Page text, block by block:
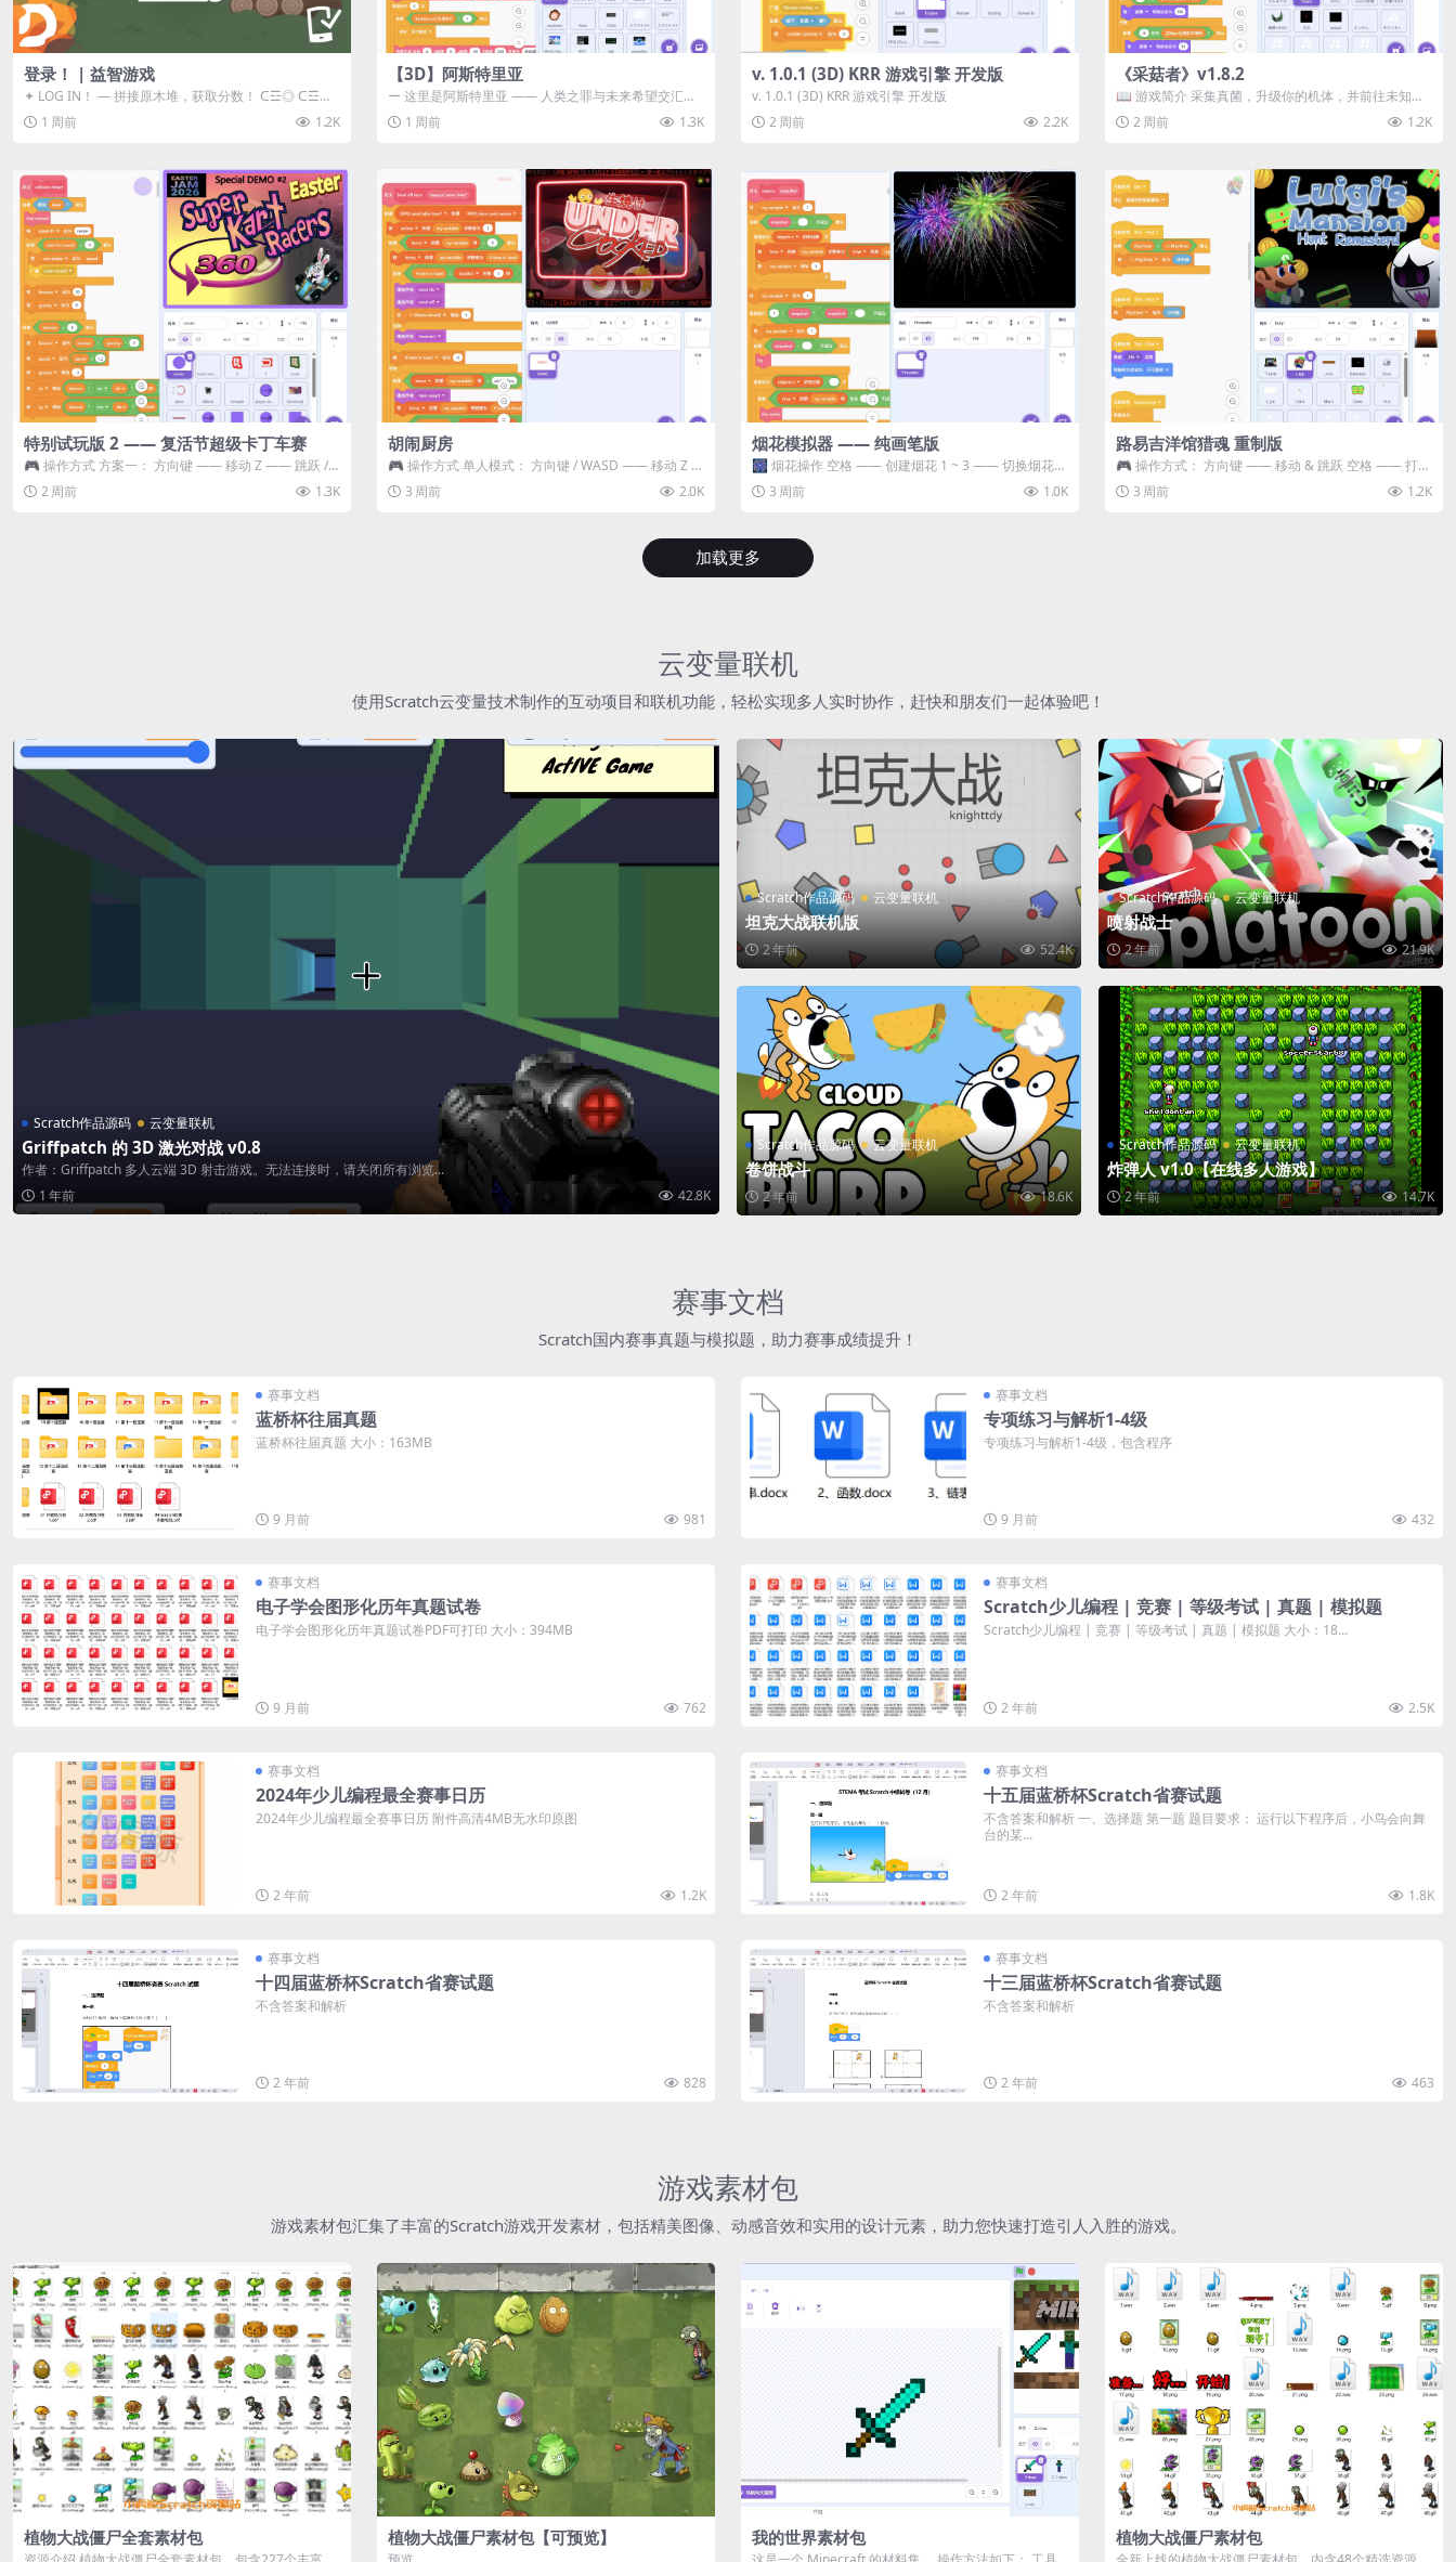
登录！ | 益智游戏
✦ LOG IN！ — 拼接原木堆，获取分数！ ᑕ☲◎ ᑕ☲◎
ᑕ☲◎ ᑕ☲◎ ...
1 周前 1.2K
【3D】阿斯特里亚
ー 这里是阿斯特里亚 —— 人类之罪与未来希望交汇之
地 📖 游戏简介 《阿斯特里...
1 周前 1.3K
v. 1.0.1 (3D) KRR 游戏引擎 开发版
v. 1.0.1 (3D) KRR 游戏引擎 开发版
2 周前
2.2K
《采菇者》v1.8.2
📖 游戏简介 采集真菌，升级你的机体，并前往未知领
域探索。 这是一款静谧的探索冒...
2 周前 1.2K
特别试玩版 2 —— 复活节超级卡丁车赛
🎮 操作方式 方案一： 方向键 —— 移动 Z —— 跳跃 /
漂移 方案二： ...
2 周前 1.3K
胡闹厨房
🎮 操作方式 单人模式： 方向键 / WASD —— 移动 Z /
K —— 抓...
3 周前 2.0K
烟花模拟器 —— 纯画笔版
🎆 烟花操作 空格 —— 创建烟花 1 ~ 3 —— 切换烟花类
型 普通烟花 嘶...
3 周前 1.0K
路易吉洋馆猎魂 重制版
🎮 操作方式： 方向键 —— 移动 & 跳跃 空格 —— 打开
宝箱 将你...
3 周前 1.2K
加载更多
云变量联机
使用Scratch云变量技术制作的互动项目和联机功能，轻松实现多人实时协作，赶快和朋友们一起体验吧！
Scratch作品源码 云变量联机
Griffpatch 的 3D 激光对战 v0.8
作者：Griffpatch 多人云端 3D 射击游戏。无法连接时，请关闭所有浏览...
1 年前
42.8K
Scratch作品源码 云变量联机
坦克大战联机版
2 年前 52.4K
Scratch作品源码 云变量联机
喷射战士
2 年前 21.9K
Scratch作品源码 云变量联机
卷饼战斗
2 年前 18.6K
Scratch作品源码 云变量联机
炸弹人 v1.0【在线多人游戏】
2 年前 14.7K
赛事文档
Scratch国内赛事真题与模拟题，助力赛事成绩提升！
赛事文档
蓝桥杯往届真题
蓝桥杯往届真题 大小：163MB
9 月前 981
赛事文档
专项练习与解析1-4级
专项练习与解析1-4级，包含程序
9 月前 432
赛事文档
电子学会图形化历年真题试卷
电子学会图形化历年真题试卷PDF可打印 大小：394MB
9 月前 762
赛事文档
Scratch少儿编程 | 竞赛 | 等级考试 | 真题 | 模拟题
Scratch少儿编程 | 竞赛 | 等级考试 | 真题 | 模拟题 大小：18...
2 年前 2.5K
赛事文档
2024年少儿编程最全赛事日历
2024年少儿编程最全赛事日历 附件高清4MB无水印原图
2 年前 1.2K
赛事文档
十五届蓝桥杯Scratch省赛试题
不含答案和解析 一、选择题 第一题 题目要求： 运行以下程序后，小鸟会向舞
台的某...
2 年前 1.8K
赛事文档
十四届蓝桥杯Scratch省赛试题
不含答案和解析
2 年前 828
赛事文档
十三届蓝桥杯Scratch省赛试题
不含答案和解析
2 年前 463
游戏素材包
游戏素材包汇集了丰富的Scratch游戏开发素材，包括精美图像、动感音效和实用的设计元素，助力您快速打造引人入胜的游戏。
植物大战僵尸全套素材包 植物大战僵尸素材包【可预览】 我的世界素材包 植物大战僵尸素材包